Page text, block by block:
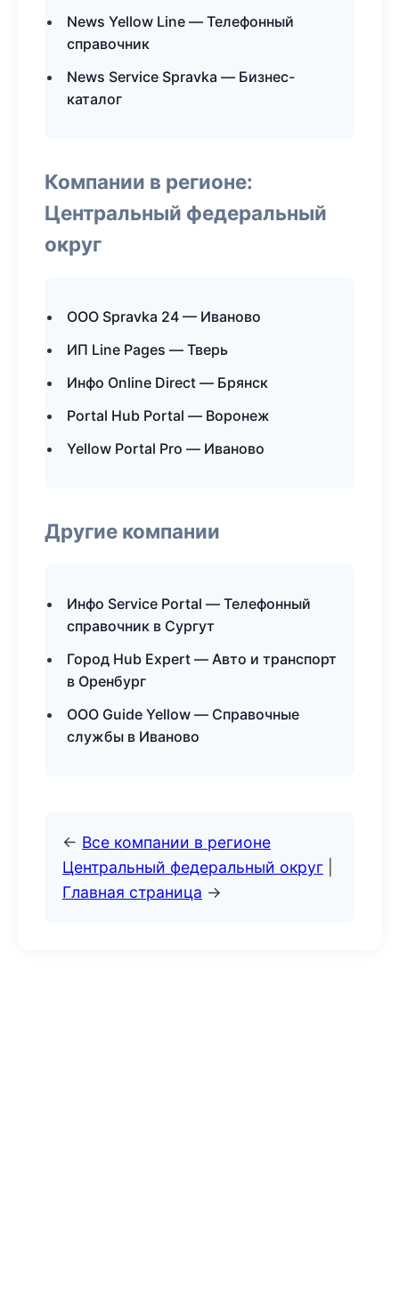
News Yellow Line — Телефонный
справочник
News Service Spravka — Бизнес-
каталог
Компании в регионе:
Центральный федеральный
округ
ООО Spravka 24 — Иваново
ИП Line Pages — Тверь
Инфо Online Direct — Брянск
Portal Hub Portal — Воронеж
Yellow Portal Pro — Иваново
Другие компании
Инфо Service Portal — Телефонный
справочник в Сургут
Город Hub Expert — Авто и транспорт
в Оренбург
ООО Guide Yellow — Справочные
службы в Иваново
← Все компании в регионе
Центральный федеральный округ
Главная страница →